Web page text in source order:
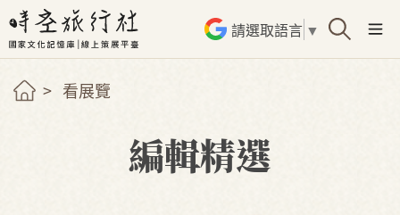
請選取語言 ▼
看展覽
編輯精選